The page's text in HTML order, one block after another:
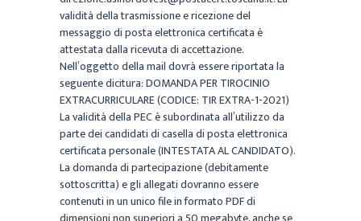
validità della trasmissione e ricezione del
messaggio di posta elettronica certificata è
attestata dalla ricevuta di accettazione.
Nell’oggetto della mail dovrà essere riportata la
seguente dicitura: DOMANDA PER TIROCINIO
EXTRACURRICULARE (CODICE: TIR EXTRA-1-2021)
La validità della PEC è subordinata all’utilizzo da
parte dei candidati di casella di posta elettronica
certificata personale (INTESTATA AL CANDIDATO).
La domanda di partecipazione (debitamente
sottoscritta) e gli allegati dovranno essere
contenuti in un unico file in formato PDF di